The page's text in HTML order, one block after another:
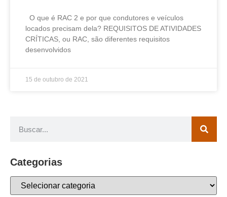
O que é RAC 2 e por que condutores e veículos
locados precisam dela? REQUISITOS DE ATIVIDADES
CRÍTICAS, ou RAC, são diferentes requisitos
desenvolvidos
15 de outubro de 2021
Categorias